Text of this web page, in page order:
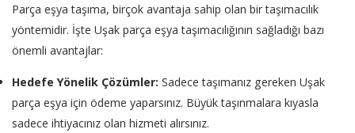
Parça eşya taşıma, birçok avantaja sahip olan bir taşımacılık
yöntemidir. İşte Uşak parça eşya taşımacılığının sağladığı bazı
önemli avantajlar:
Hedefe Yönelik Çözümler: Sadece taşımanız gereken Uşak
parça eşya için ödeme yaparsınız. Büyük taşınmalara kıyasla
sadece ihtiyacınız olan hizmeti alırsınız.